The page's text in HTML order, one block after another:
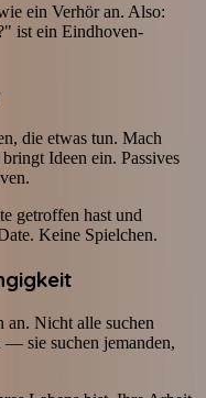
ein Verhör an. Also:
ist ein Eindhoven-
die etwas tun. Mach
Ideen ein. Passives
getroffen hast und
Keine Spielchen.
an. Nicht alle suchen
sie suchen jemanden,